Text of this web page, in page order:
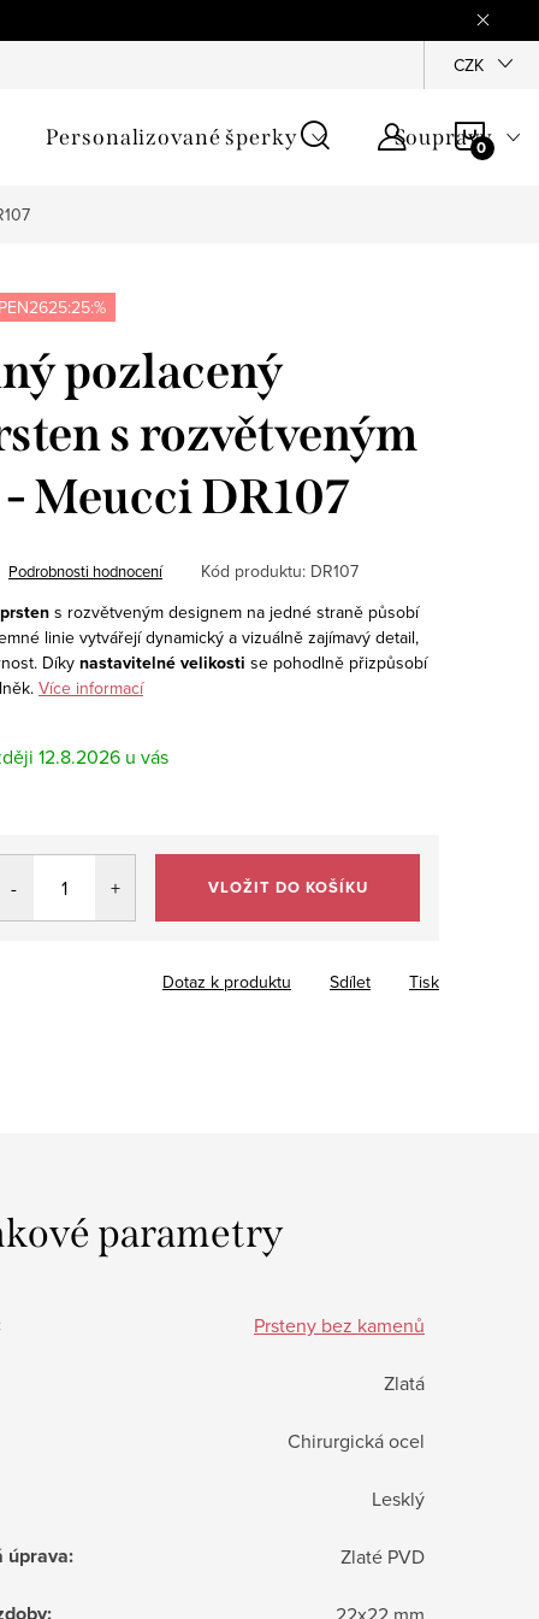
Jak
CZK
Personalizované šperky Soupravy
pozlacený
s rozvětveným
Meucci DR107
Podrobnosti hodnocení Kód produktu: DR107
s rozvětveným designem na jedné straně působí
linie vytvářejí dynamický a vizuálně zajímavý detail,
Díkynastavitelné velikosti se pohodlně přizpůsobí
Více informací
12.8.2026
VLOŽIT DO KOŠÍKU
Tisk
Dotaz k produktu Sdílet
parametry
Prsteny bez kamenů
Zlatá
Chirurgická ocel
Lesklý
úprava: Zlaté PVD